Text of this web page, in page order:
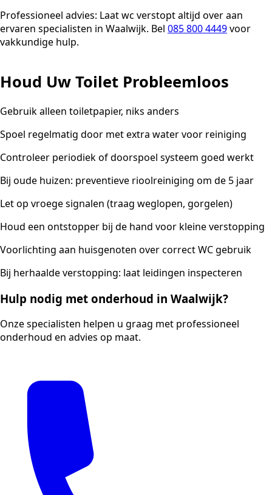
Professioneel advies: Laat wc verstopt altijd over aan
ervaren specialisten in Waalwijk. Bel 085 800 4449voor
vakkundige hulp.
Houd Uw Toilet Probleemloos
Gebruik alleen toiletpapier, niks anders
Spoel regelmatig door met extra water voor reiniging
Controleer periodiek of doorspoel systeem goed werkt
Bij oude huizen: preventieve rioolreiniging om de 5 jaar
Let op vroege signalen (traag weglopen, gorgelen)
Houd een ontstopper bij de hand voor kleine verstopping
Voorlichting aan huisgenoten over correct WC gebruik
Bij herhaalde verstopping: laat leidingen inspecteren
Hulp nodig met onderhoud in Waalwijk?
Onze specialisten helpen u graag met professioneel
onderhoud en advies op maat.